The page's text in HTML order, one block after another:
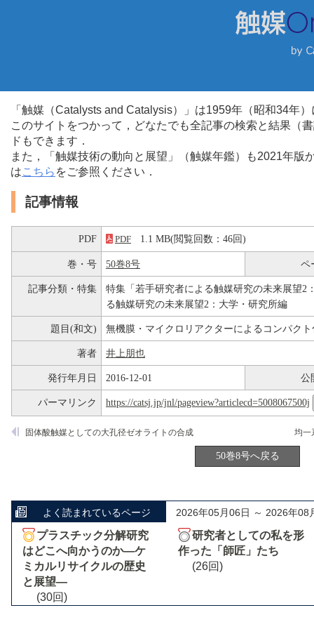
「触媒（Catalysts and Catalysis）」は1959年（昭和34年
このサイトをつかって，どなたでも全記事の検索と結果（
ドもできます．
また，「触媒技術の動向と展望」（触媒年鑑）も2021年
はこちら をご参照ください．
記事情報
PDF PDF 1.1 MB(閲覧回数：46回)
巻・号 50巻8号 ペ
記事分類・特集
特集「若手研究者による触媒研究の未来展望2
る触媒研究の未来展望2：大学・研究所編
題目(和文) 無機膜・マイクロリアクターによるコンパク
著者 井上朋也
発行年月日 2016-12-01 公
パーマリンク https://catsj.jp/jnl/pageview?articlecd=5008067500j
固体酸触媒としての大孔径ゼオライトの合成
50巻8号へ戻る
よく読まれているページ 2026年05月06日 ～ 2026年08
プラスチック分解研究
はどこへ向かうのか―ケ
ミカルリサイクルの歴史
と展望―
(30回)
研究者としての私を形
作った「師匠」たち
(26回)